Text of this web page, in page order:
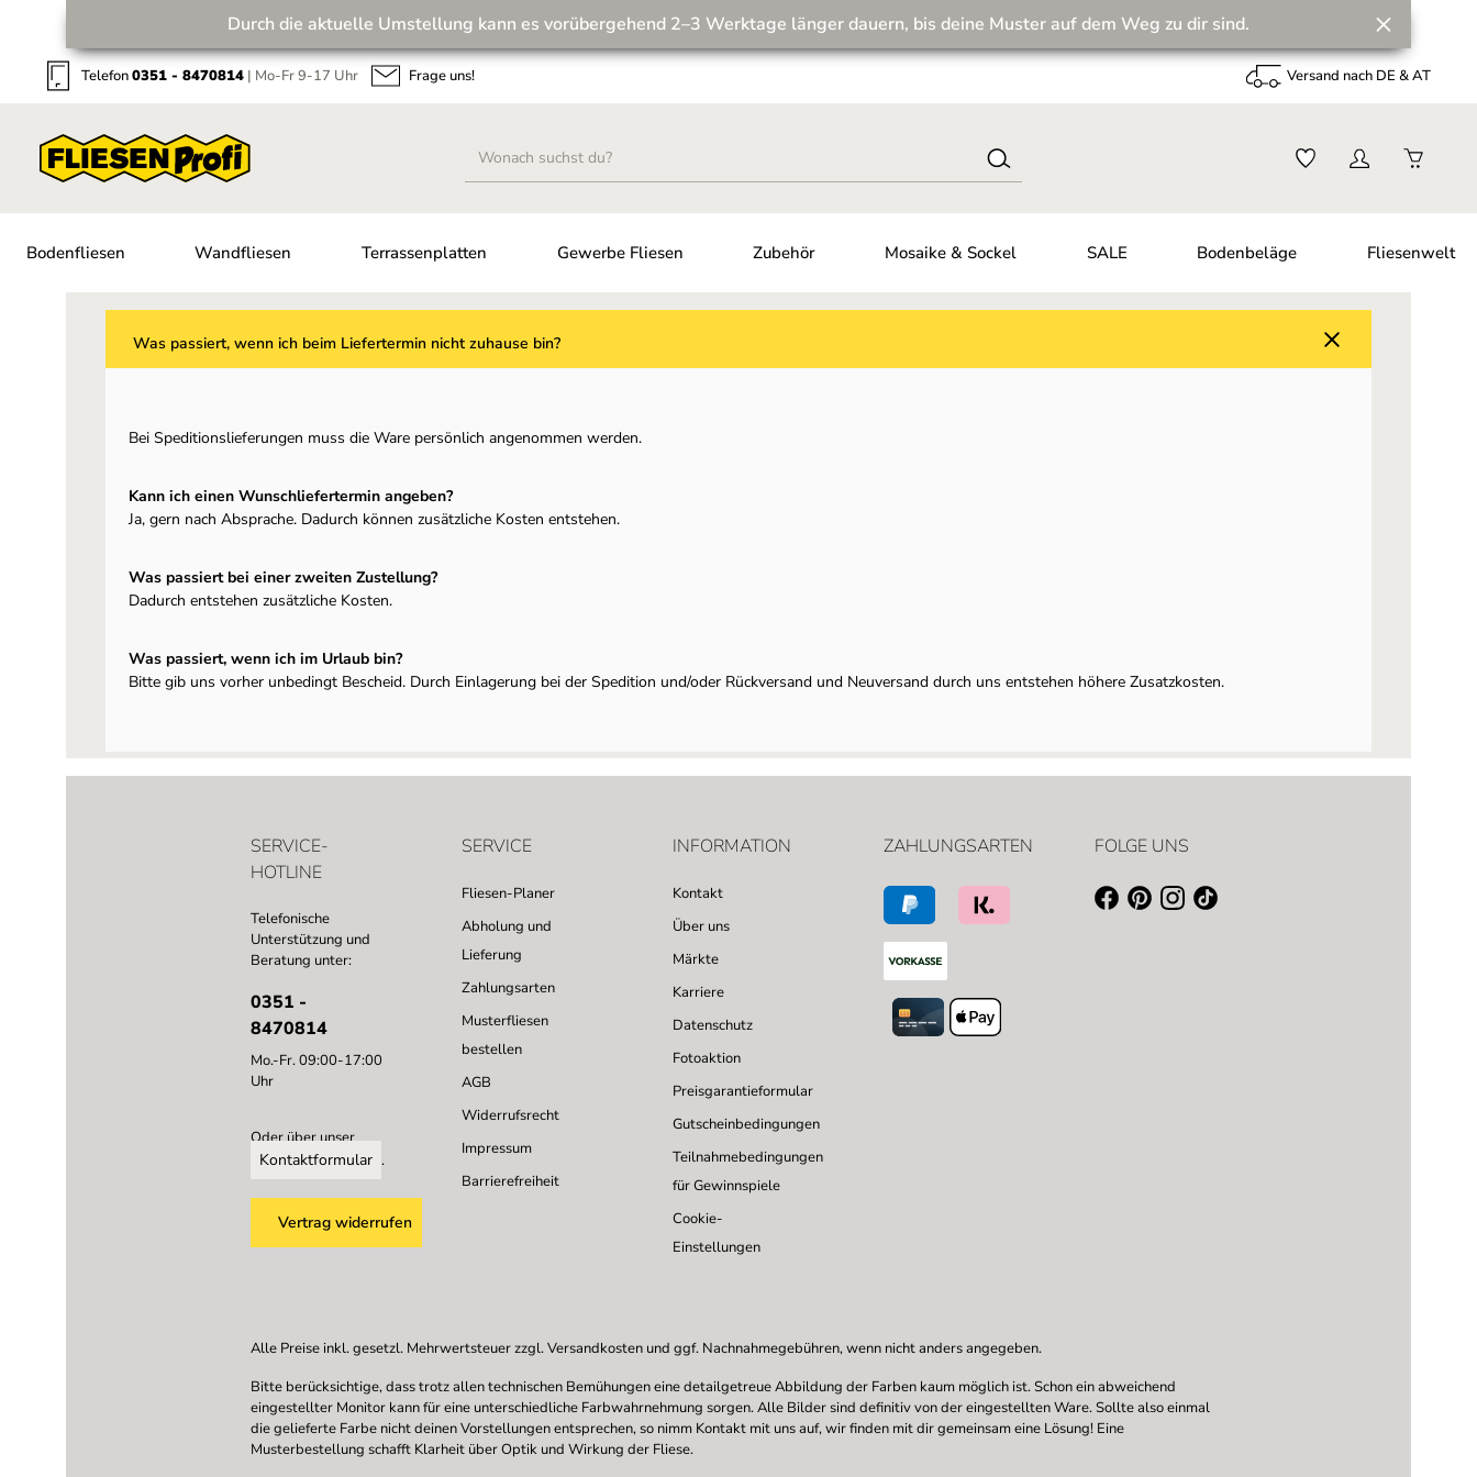
Zur Hauptnavigation springen
Wir machen unseren Musterversand fit für die Zukunft! 💪
Durch die aktuelle Umstellung kann es vorübergehend 2–3 Werktage länger dauern, bis deine Muster auf dem Weg zu dir sind.
Telefon0351 - 8470814 | Mo-Fr 9-17 Uhr Frage uns! Versand nach DE & AT
Bodenfliesen Wandfliesen Terrassenplatten Gewerbe Fliesen Zubehör Mosaike & Sockel SALE Bodenbeläge Fliesenwelt
Was passiert, wenn ich beim Liefertermin nicht zuhause bin?
Bei Speditionslieferungen muss die Ware persönlich angenommen werden.
Kann ich einen Wunschliefertermin angeben?
Ja, gern nach Absprache. Dadurch können zusätzliche Kosten entstehen.
Was passiert bei einer zweiten Zustellung?
Dadurch entstehen zusätzliche Kosten.
Was passiert, wenn ich im Urlaub bin?
Bitte gib uns vorher unbedingt Bescheid. Durch Einlagerung bei der Spedition und/oder Rückversand und Neuversand durch uns entstehen höhere Zusatzkosten.
SERVICE-
HOTLINE
Telefonische
Unterstützung und
Beratung unter:
0351 -
8470814
Mo.-Fr. 09:00-17:00
Uhr
Oder über unser
Kontaktformular .
Vertrag widerrufen
SERVICE
Fliesen-Planer
Abholung und
Lieferung
Zahlungsarten
Musterfliesen
bestellen
AGB
Widerrufsrecht
Impressum
Barrierefreiheit
INFORMATION
Kontakt
Über uns
Märkte
Karriere
Datenschutz
Fotoaktion
Preisgarantieformular
Gutscheinbedingungen
Teilnahmebedingungen
für Gewinnspiele
Cookie-
Einstellungen
ZAHLUNGSARTEN FOLGE UNS
Alle Preise inkl. gesetzl. Mehrwertsteuer zzgl.Versandkosten und ggf. Nachnahmegebühren, wenn nicht anders angegeben.
Bitte berücksichtige, dass trotz allen technischen Bemühungen eine detailgetreue Abbildung der Farben kaum möglich ist. Schon ein abweichend
eingestellter Monitor kann für eine unterschiedliche Farbwahrnehmung sorgen. Alle Bilder sind definitiv von der eingestellten Ware. Sollte also einmal
die gelieferte Farbe nicht deinen Vorstellungen entsprechen, so nimm Kontakt mit uns auf, wir finden mit dir gemeinsam eine Lösung! Eine
Musterbestellung schafft Klarheit über Optik und Wirkung der Fliese.